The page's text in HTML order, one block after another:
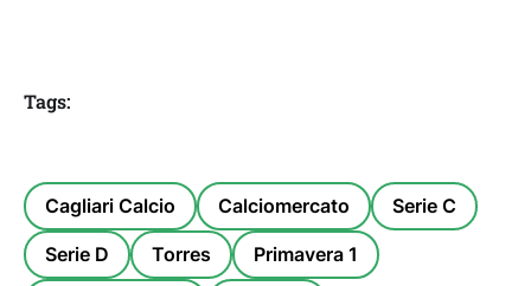
Tags:
Cagliari Calcio Calciomercato Serie C
Serie D Torres Primavera 1